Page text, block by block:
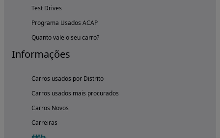
Test Drives
Programa Usados ACAP
Quanto vale o seu carro?
Informações
Carros usados por Distrito
Carros usados mais procurados
Carros Novos
Carreiras